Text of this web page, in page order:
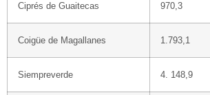
Ciprés de Guaitecas 970,3
Coigüe de Magallanes 1.793,1
Siempreverde 4. 148,9